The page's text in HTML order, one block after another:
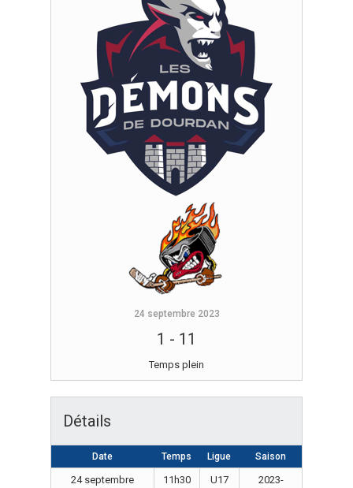
24 septembre 2023
1 - 11
Temps plein
Détails
Date Temps Ligue Saison
24 septembre
11h30 U17
2023-